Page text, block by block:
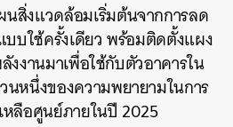
สิ่งแวดล้อมเริ่มต้นจากการลด
บใช้ครั้งเดียวพร้อมติดตั้งแผง
งงานมาเพื่อใช้กับตัวอาคารใน
นหนึ่งของความพยายามในการ
หลือศูนย์ภายในปี 2025